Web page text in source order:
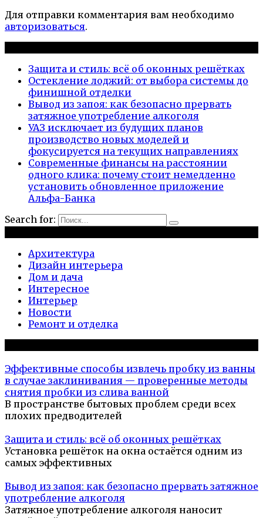
Для отправки комментария вам необходимо
авторизоваться.
Защита и стиль: всё об оконных решётках
Остекление лоджий: от выбора системы до
финишной отделки
Вывод из запоя: как безопасно прервать
затяжное употребление алкоголя
УАЗ исключает из будущих планов
производство новых моделей и
фокусируется на текущих направлениях
Современные финансы на расстоянии
одного клика: почему стоит немедленно
установить обновленное приложение
Альфа-Банка
Search for:
Архитектура
Дизайн интерьера
Дом и дача
Интересное
Интерьер
Новости
Ремонт и отделка
Эффективные способы извлечь пробку из ванны
в случае заклинивания — проверенные методы
снятия пробки из слива ванной
В пространстве бытовых проблем среди всех
плохих предводителей
Защита и стиль: всё об оконных решётках
Установка решёток на окна остаётся одним из
самых эффективных
Вывод из запоя: как безопасно прервать затяжное
употребление алкоголя
Затяжное употребление алкоголя наносит